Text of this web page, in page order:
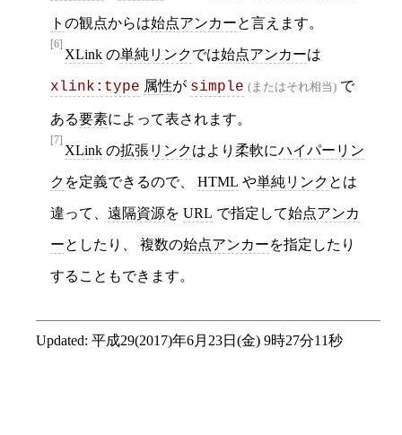
ト の観点からは始点アンカーと言えます。
[6]
XLink の単純リンクでは始点アンカーは
xlink:type 属性が simple (またはそれ相当) で
ある要素によって表されます。
[7]
XLink の拡張リンクはより柔軟にハイパーリン
ク を定義できるので、 HTML や単純リンク とは
違って、 遠隔資源を URL で指定して始点アンカ
ーとしたり、 複数の始点アンカーを指定したり
することもできます。
Updated: 平成29(2017)年6月23日(金) 9時27分11秒